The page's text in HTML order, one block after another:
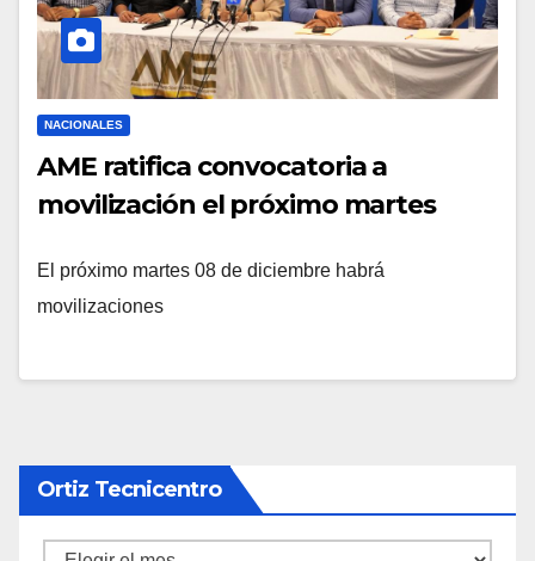
NACIONALES
AME ratifica convocatoria a
movilización el próximo martes
El próximo martes 08 de diciembre habrá
movilizaciones
Ortiz Tecnicentro
Ortiz